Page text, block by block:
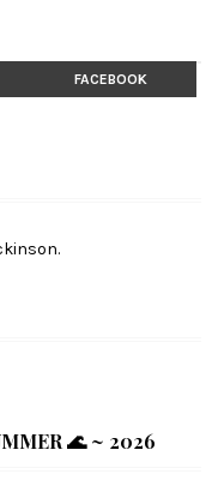
FACEBOOK
🌊 ~ 2026